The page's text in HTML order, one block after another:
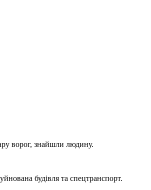
ворог, знайшли людину.
будівля та спецтранспорт.